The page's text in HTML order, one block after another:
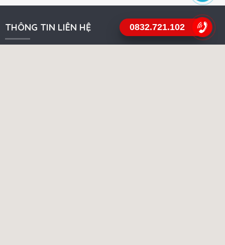
THÔNG TIN LIÊN HỆ 0832.721.102